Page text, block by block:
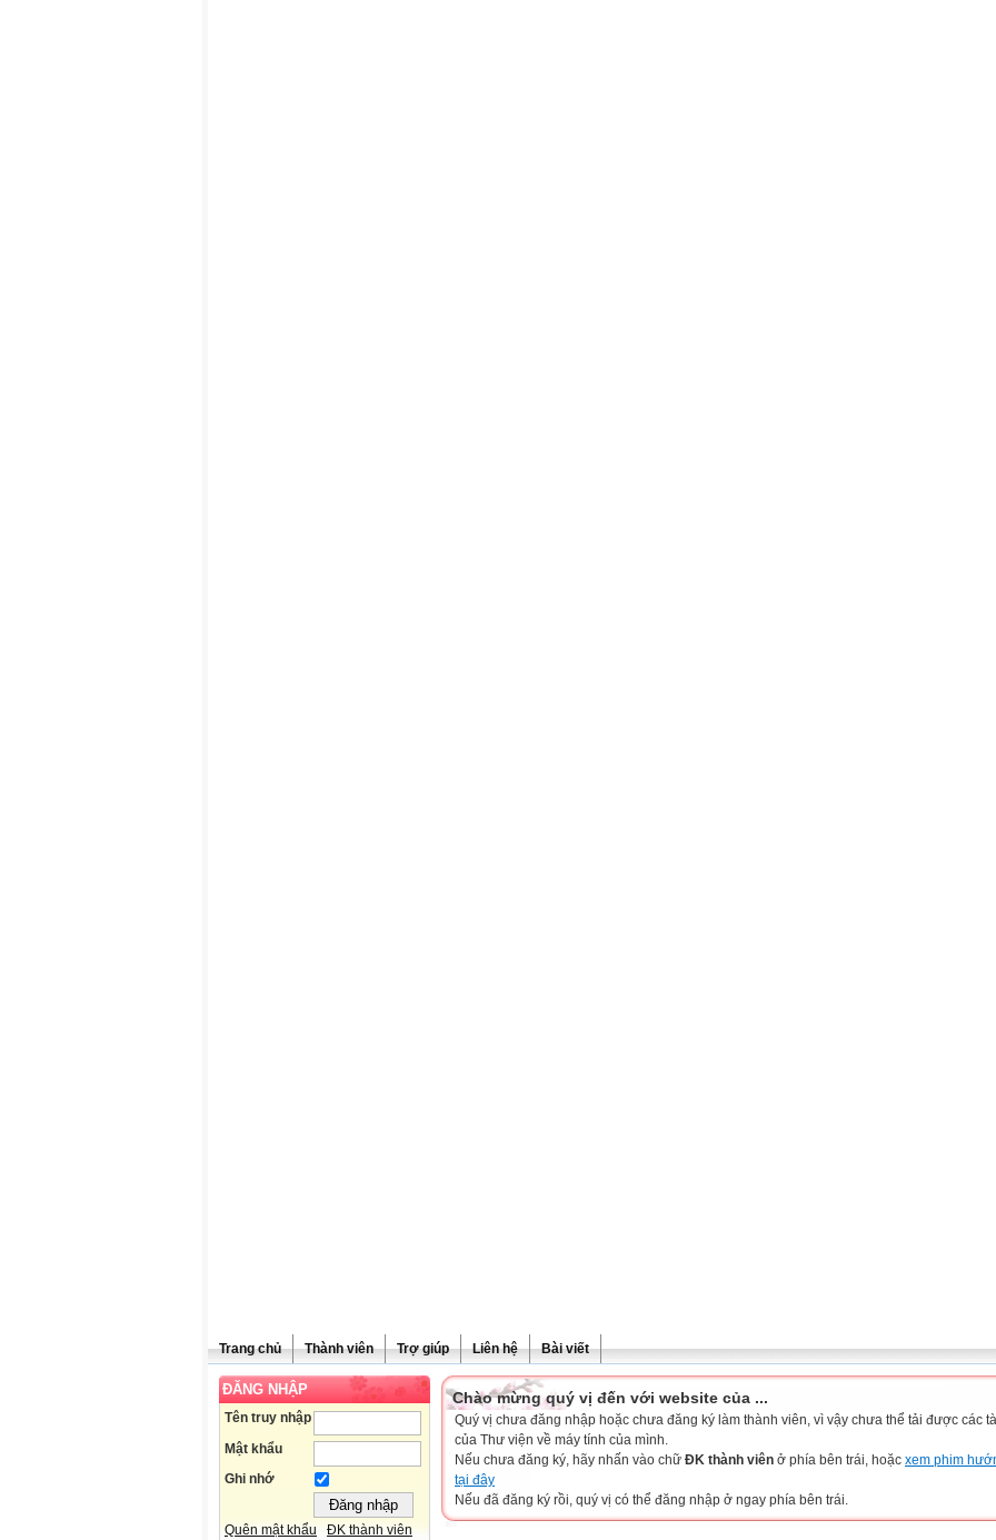
Trang chủ Thành viên Trợ giúp Liên hệ Bài viết
ĐĂNG NHẬP
Tên truy nhập
Mật khẩu
Ghi nhớ
Quên mật khẩu ĐK thành viên
Chào mừng quý vị đến với website của ...
Quý vị chưa đăng nhập hoặc chưa đăng ký làm thành viên, vì vậy chưa thể tải được các
của Thư viện về máy tính của mình.
Nếu chưa đăng ký, hãy nhấn vào chữ ĐK thành viên ở phía bên trái, hoặc xem phim
tại đây
Nếu đã đăng ký rồi, quý vị có thể đăng nhập ở ngay phía bên trái.